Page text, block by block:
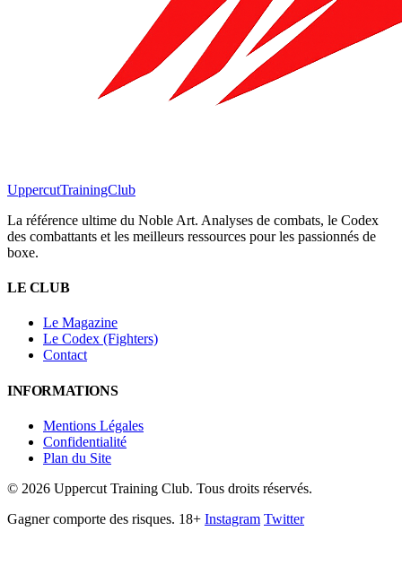
UppercutTrainingClub
La référence ultime du Noble Art. Analyses de combats, le Codex
des combattants et les meilleurs ressources pour les passionnés de
boxe.
LE CLUB
Le Magazine
Le Codex (Fighters)
Contact
INFORMATIONS
Mentions Légales
Confidentialité
Plan du Site
© 2026 Uppercut Training Club. Tous droits réservés.
Gagner comporte des risques. 18+ Instagram Twitter